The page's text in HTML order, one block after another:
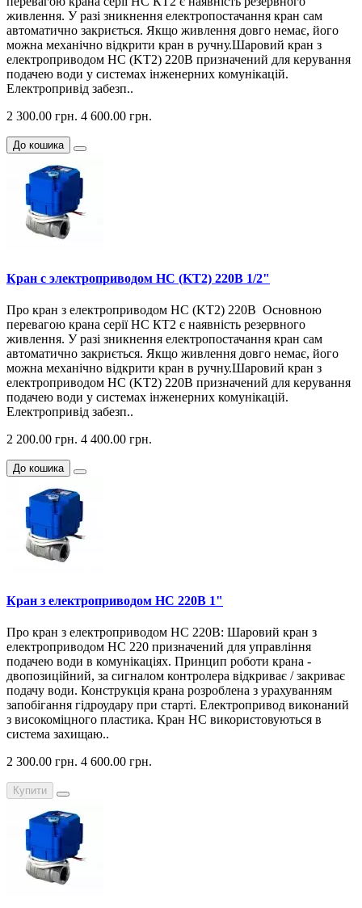
живлення. У разі зникнення електропостачання кран сам
автоматично закриється. Якщо живлення довго немає, його
можна механічно відкрити кран в ручну.Шаровий кран з
електроприводом HC (KT2) 220В призначений для керування
подачею води у системах інженерних комунікацій.
Електропривід забезп..
2 300.00 грн. 4 600.00 грн.
До кошика
Кран с электроприводом HC (KT2) 220В 1/2"
Про кран з електроприводом HC (KT2) 220В Основною
перевагою крана серії НС КТ2 є наявність резервного
живлення. У разі зникнення електропостачання кран сам
автоматично закриється. Якщо живлення довго немає, його
можна механічно відкрити кран в ручну.Шаровий кран з
електроприводом HC (KT2) 220В призначений для керування
подачею води у системах інженерних комунікацій.
Електропривід забезп..
2 200.00 грн. 4 400.00 грн.
До кошика
Кран з електроприводом HC 220В 1"
Про кран з електроприводом HC 220В: Шаровий кран з
електроприводом HC 220 призначений для управління
подачею води в комунікаціях. Принцип роботи крана -
двопозиційний, за сигналом контролера відкриває / закриває
подачу води. Конструкція крана розроблена з урахуванням
запобігання гідроудару при старті. Електропривод виконаний
з високоміцного пластика. Кран HC використовуються в
система захищаю..
2 300.00 грн. 4 600.00 грн.
Купити